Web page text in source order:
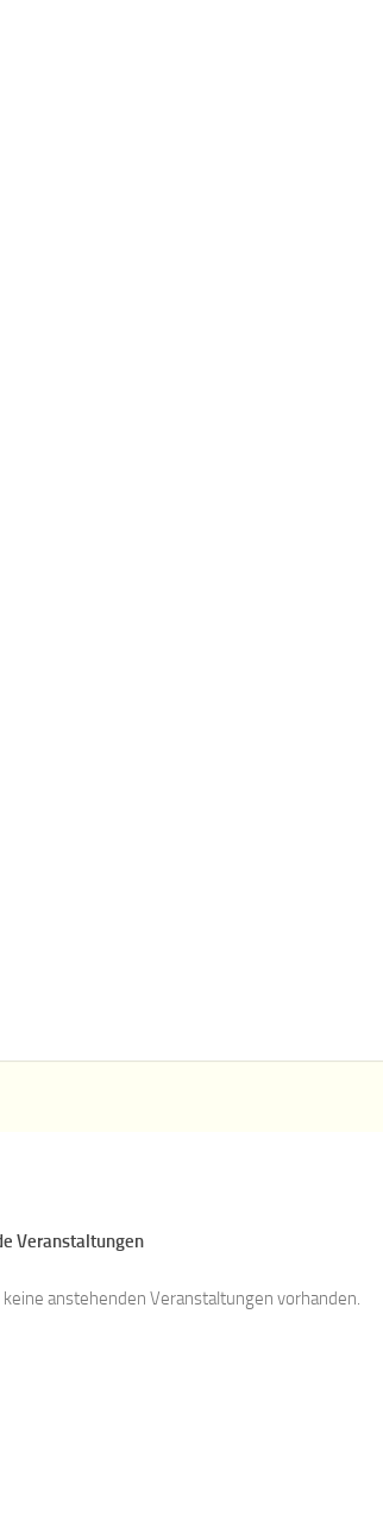
Veranstaltungen
keine anstehenden Veranstaltungen vorhanden.